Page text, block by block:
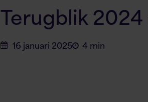
Terugblik
16 januari 2025 4 min